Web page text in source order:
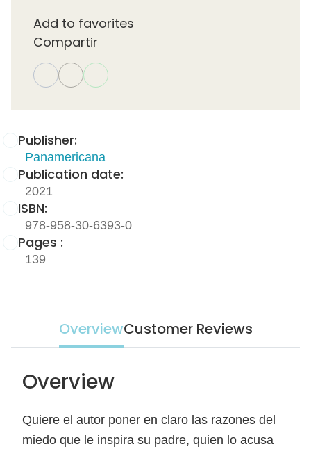
Publisher:
Panamericana
Publication date:
2021
ISBN:
978-958-30-6393-0
Pages :
139
Add to favorites
Compartir
OverviewCustomer Reviews
Overview
Quiere el autor poner en claro las razones del
miedo que le inspira su padre, quien lo acusa